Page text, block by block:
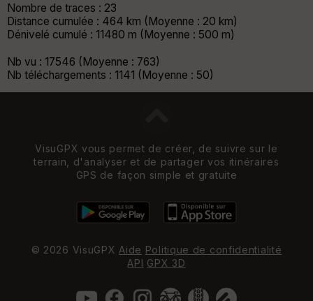
Nombre de traces : 23
Distance cumulée : 464 km (Moyenne : 20 km)
Dénivelé cumulé : 11480 m (Moyenne : 500 m)
Nb vu : 17546 (Moyenne : 763)
Nb téléchargements : 1141 (Moyenne : 50)
VisuGPX vous permet de créer, de suivre sur le
terrain, d'analyser et de partager vos itinéraires
GPS de façon simple et gratuite
© 2026 VisuGPX Aide Politique de confidentialité
API GPX 3D